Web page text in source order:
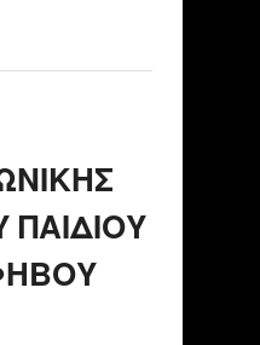
ΤΟΥ ΕΦΗΒΟΥ
ΠΑΙΔΙΟΥ